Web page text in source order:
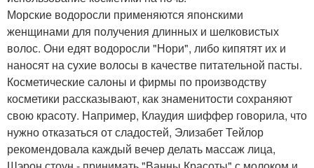
Морские водоросли применяются японскими
женщинами для получения длинных и шелковистых
волос. Они едят водоросли "Нори", либо кипятят их и
наносят на сухие волосы в качестве питательной пасты.
Косметические салоны и фирмы по производству
косметики рассказывают, как знаменитости сохраняют
свою красоту. Например, Клаудия шиффер говорила, что
нужно отказаться от сладостей, Элизабет Тейлор
рекомендовала каждый вечер делать массаж лица,